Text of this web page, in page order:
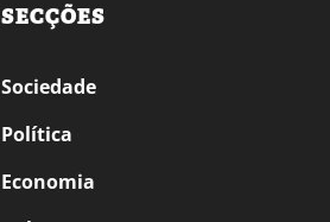
SECÇÕES
Sociedade
Política
Economia